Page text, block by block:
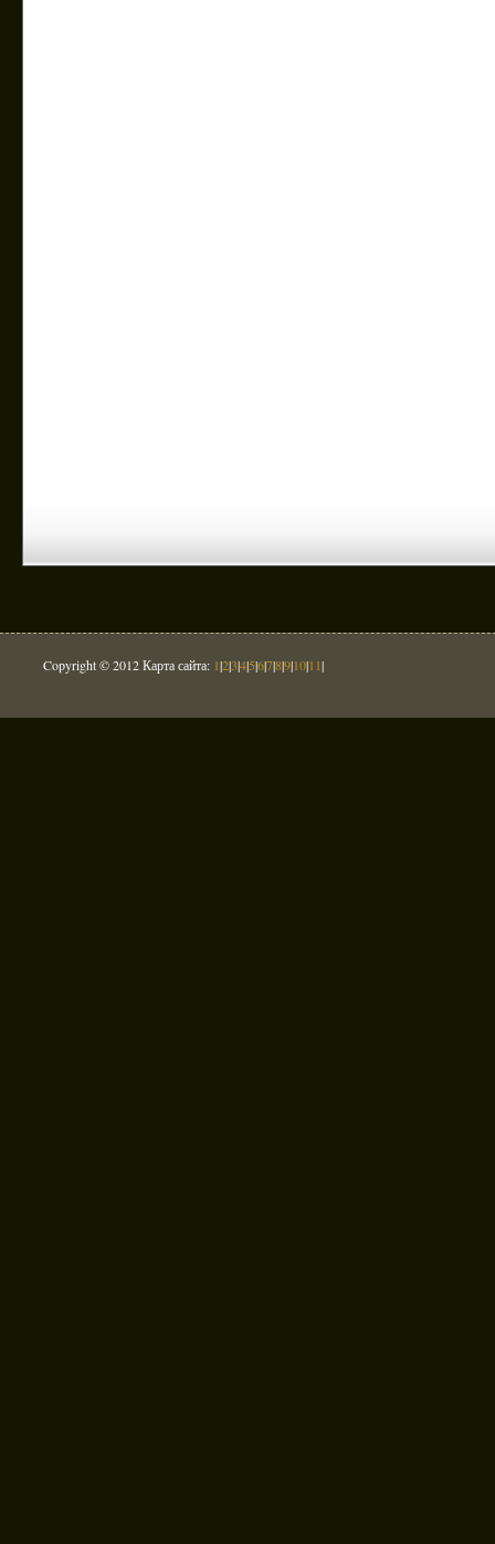
Copyright © 2012 Карта сайта: 1|2|3|4|5|6|7|8|9|10|11|